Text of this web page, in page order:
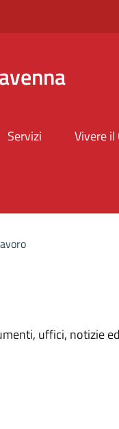
Servizi Vivere il
uffici, notizie